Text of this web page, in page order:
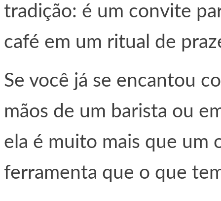
tradição: é um convite
café em um ritual de
Se você já se encantou
mãos de um barista ou
ela é muito mais que um
ferramenta que o que